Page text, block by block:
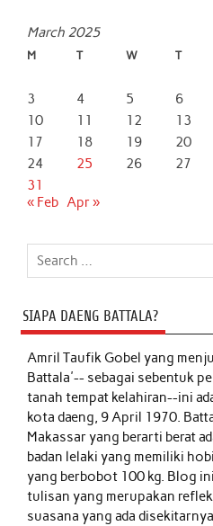
March 2025
M T W T
3
4 5 6
10
11 12 13
17
18 19 20
24
25 26 27
31
« Feb Apr »
SIAPA DAENG BATTALA?
Amril Taufik Gobelyang
Battala'-- sebagai sebentuk
tanah tempat kelahiran--ini
kota daeng, 9 April 1970.
Makassar yang berarti berat
badan lelaki yang memiliki
yang berbobot 100 kg. Blog
tulisan yang merupakan
suasana yang ada